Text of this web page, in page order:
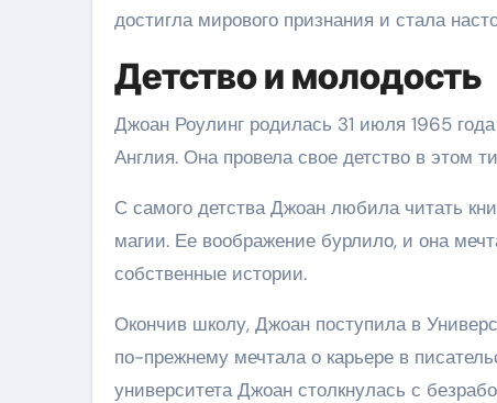
достигла мирового признания и стала
Детство и молодость
Джоан Роулинг родилась 31 июля 1965
Англия. Она провела свое детство в этом
С самого детства Джоан любила читать
магии. Ее воображение бурлило, и она
собственные истории.
Окончив школу, Джоан поступила в
по-прежнему мечтала о карьере в
университета Джоан столкнулась с